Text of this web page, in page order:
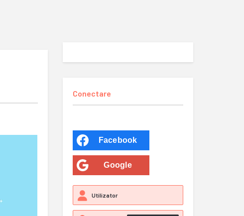
Conectare
Facebook
Google